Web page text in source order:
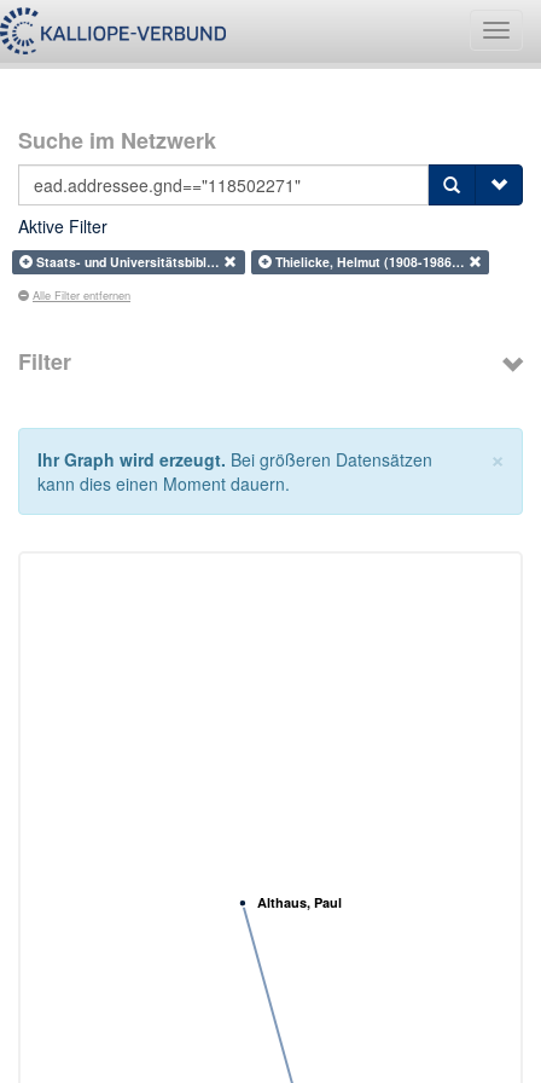
Suche im Netzwerk
Aktive Filter
Staats- und Universitätsbibl… Thielicke, Helmut (1908-1986…
Alle Filter entfernen
Filter
×
Ihr Graph wird erzeugt. Bei größeren Datensätzen
kann dies einen Moment dauern.
Althaus, Paul